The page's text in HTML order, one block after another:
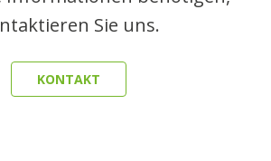
Sie uns.
KONTAKT